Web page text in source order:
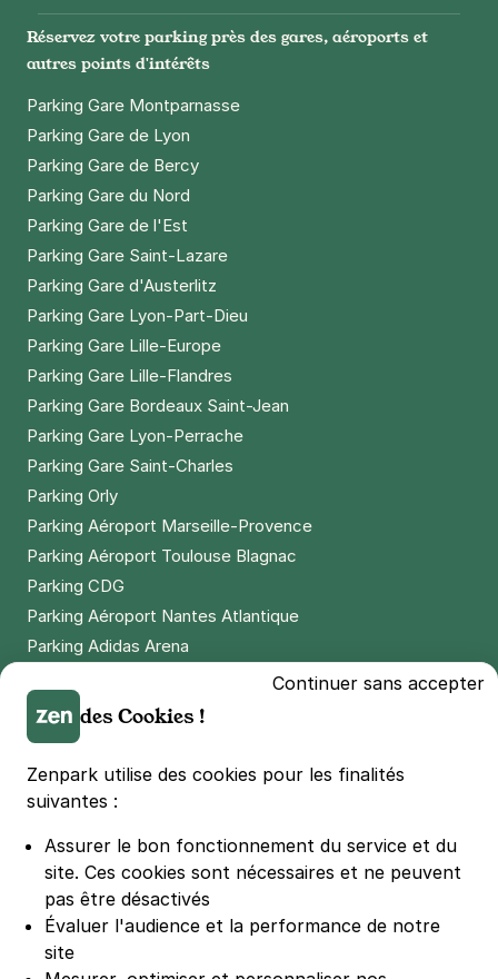
Paris - Bibliothèque François
Mitterrand - Studéa
57-61 rue du Dessous des Berges
4,4
Paris - Bercy - quai de la Gare
3 rue George Balanchine
75013Paris
4,2 (361 avis)
Réserver
+ Abonnements disponibles
Paris - Proche Hôpital Croix Saint
6 allée Vivaldi
5,0(2 avis)
Réserver
+ Abonnements disponibles
Mitterrand - Nationale
5 rue du Chef de la Ville
75013Paris
4,1(185 avis)
65 €/semaine
Réserver
Réservez votre parking près des gares, aéroports et
autres points d'intérêts
Parking Gare Montparnasse
Parking Gare de Lyon
Parking Gare de Bercy
Parking Gare du Nord
Parking Gare de l'Est
Parking Gare Saint-Lazare
Parking Gare d'Austerlitz
Parking Gare Lyon-Part-Dieu
Parking Gare Lille-Europe
Parking Gare Lille-Flandres
Parking Gare Bordeaux Saint-Jean
Parking Gare Lyon-Perrache
Parking Gare Saint-Charles
Parking Orly
Parking Aéroport Marseille-Provence
Parking Aéroport Toulouse Blagnac
Parking CDG
Parking Aéroport Nantes Atlantique
Parking Adidas Arena
Parking LDLC Arena
Parking Stade Pierre Mauroy
Parking Groupama Stadium
Parking Vélodrome
Parking Bercy
Parking La Défense Arena
Parking Les 4 temps
Parking Nation
Continuer sans accepter
des Cookies !
Zenpark utilise des cookies pour les finalités
suivantes :
Assurer le bon fonctionnement du service et du
site. Ces cookies sont nécessaires et ne peuvent
pas être désactivés
Évaluer l'audience et la performance de notre
site